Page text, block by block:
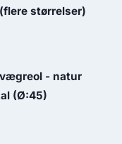
størrelser)
vægreol - natur
(Ø:45)